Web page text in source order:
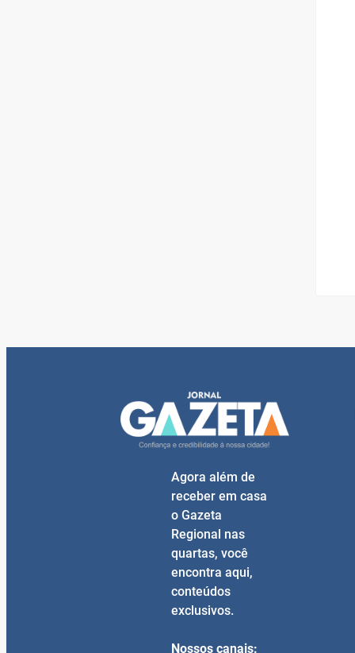
Agora além de
receber em casa
o Gazeta
Regional nas
quartas, você
encontra aqui,
conteúdos
exclusivos.
Nossos canais: